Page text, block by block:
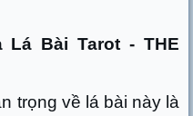
Lá Bài Tarot - THE
trọng về lá bài này là